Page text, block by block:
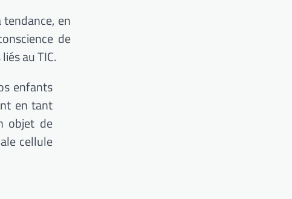
en
de
au TIC.
enfants
en tant
objet de
cellule